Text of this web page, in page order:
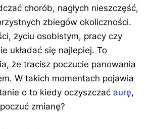
chorób, nagłych nieszczęść,
zbiegów okoliczności.
życiu osobistym, pracy czy
układać się najlepiej. To
że tracisz poczucie panowania
W takich momentach pojawia
o to kiedy oczyszczać aurę,
zmianę?